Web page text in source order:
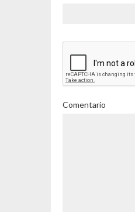
Comentario